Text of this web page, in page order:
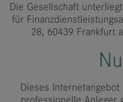
Die Gesellschaft
für
28, 60439 Frankfurt
Dieses
professionelle Anleger